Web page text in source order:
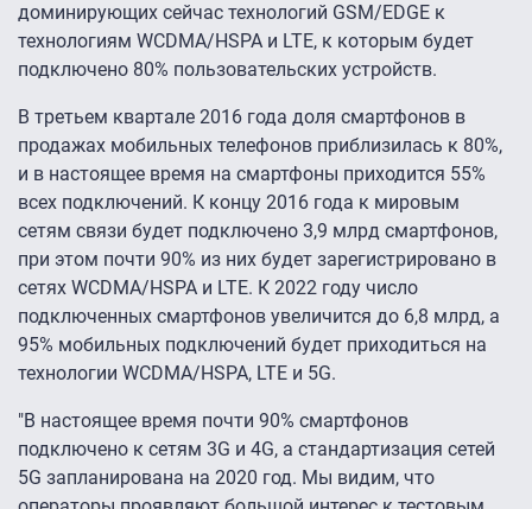
доминирующих сейчас технологий GSM/EDGE к
технологиям WCDMA/HSPA и LTE, к которым будет
подключено 80% пользовательских устройств.
В третьем квартале 2016 года доля смартфонов в
продажах мобильных телефонов приблизилась к 80%,
и в настоящее время на смартфоны приходится 55%
всех подключений. К концу 2016 года к мировым
сетям связи будет подключено 3,9 млрд смартфонов,
при этом почти 90% из них будет зарегистрировано в
сетях WCDMA/HSPA и LTE. К 2022 году число
подключенных смартфонов увеличится до 6,8 млрд, а
95% мобильных подключений будет приходиться на
технологии WCDMA/HSPA, LTE и 5G.
"В настоящее время почти 90% смартфонов
подключено к сетям 3G и 4G, а стандартизация сетей
5G запланирована на 2020 год. Мы видим, что